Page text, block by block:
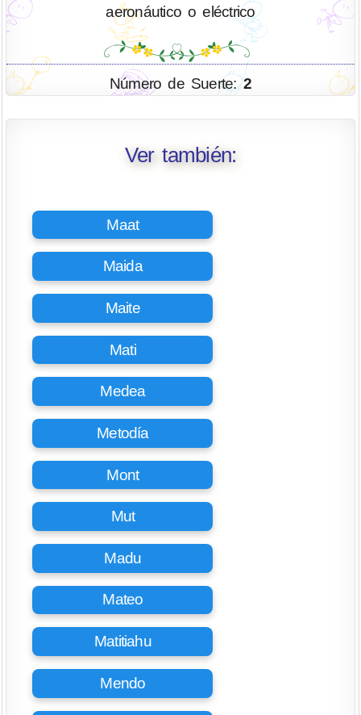
aeronáutico o eléctrico
Número de Suerte:2
Ver también:
Maat
Maida
Maite
Mati
Medea
Metodía
Mont
Mut
Madu
Mateo
Matitiahu
Mendo